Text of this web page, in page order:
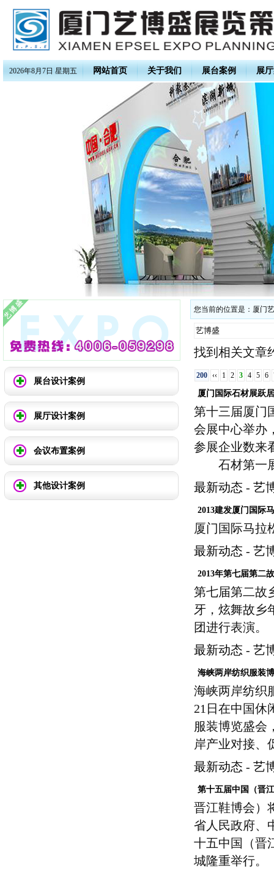
2026年8月7日 星期五 网站首页 关于我们 展台案例 展
展台设计案例
展厅设计案例
会议布置案例
其他设计案例
您当前的位置是： 厦门
找到相关文章
200 ‹‹ 1 2 3 4 5 6
厦门国际石材展跃
第十三届厦门
会展中心举办
参展企业数来
石材第一
最新动态 - 艺
2013建发厦门国际
厦门国际马拉
最新动态 - 艺
2013年第七届第二
第七届第二故
牙，炫舞故乡
团进行表演。
最新动态 - 艺
海峡两岸纺织服装
海峡两岸纺织
21日在中国休
服装博览盛会
岸产业对接、
最新动态 - 艺
第十五届中国（晋
晋江鞋博会）
省人民政府、
十五中国（晋
城隆重举行。